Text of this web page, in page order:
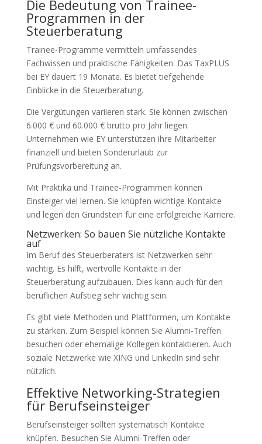
Die Bedeutung von Trainee-
Programmen in der
Steuerberatung
Trainee-Programme vermitteln umfassendes
Fachwissen und praktische Fähigkeiten. Das TaxPLUS
bei EY dauert 19 Monate. Es bietet tiefgehende
Einblicke in die Steuerberatung.
Die Vergütungen variieren stark. Sie können zwischen
6.000 € und 60.000 € brutto pro Jahr liegen.
Unternehmen wie EY unterstützen ihre Mitarbeiter
finanziell und bieten Sonderurlaub zur
Prüfungsvorbereitung an.
Mit Praktika und Trainee-Programmen können
Einsteiger viel lernen. Sie knüpfen wichtige Kontakte
und legen den Grundstein für eine erfolgreiche Karriere.
Netzwerken: So bauen Sie nützliche Kontakte
auf
Im Beruf des Steuerberaters ist Netzwerken sehr
wichtig. Es hilft, wertvolle Kontakte in der
Steuerberatung aufzubauen. Dies kann auch für den
beruflichen Aufstieg sehr wichtig sein.
Es gibt viele Methoden und Plattformen, um Kontakte
zu stärken. Zum Beispiel können Sie Alumni-Treffen
besuchen oder ehemalige Kollegen kontaktieren. Auch
soziale Netzwerke wie XING und LinkedIn sind sehr
nützlich.
Effektive Networking-Strategien
für Berufseinsteiger
Berufseinsteiger sollten systematisch Kontakte
knüpfen. Besuchen Sie Alumni-Treffen oder